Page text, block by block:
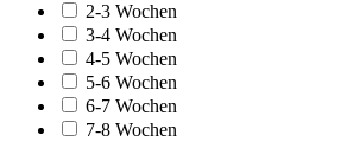
2-3 Wochen
3-4 Wochen
4-5 Wochen
5-6 Wochen
6-7 Wochen
7-8 Wochen